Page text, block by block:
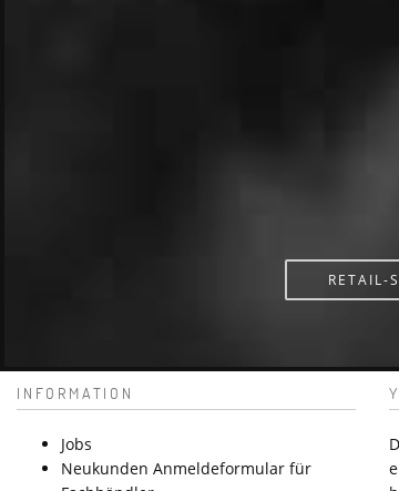
RETAIL-
INFORMATION
Jobs
Neukunden Anmeldeformular für